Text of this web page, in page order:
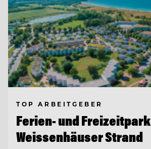
TOP ARBEITGEBER
Ferien- und Freizeitpark
Weissenhäuser Strand